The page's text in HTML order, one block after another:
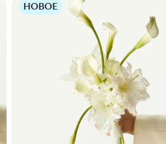
Цветы букета:
НОВОЕ